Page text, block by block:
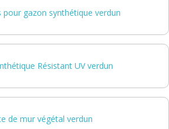
pour gazon synthétique verdun
Résistant UV verdun
de mur végétal verdun